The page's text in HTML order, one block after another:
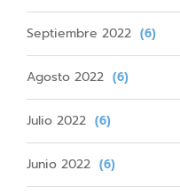
Septiembre 2022 (6)
Agosto 2022 (6)
Julio 2022 (6)
Junio 2022 (6)